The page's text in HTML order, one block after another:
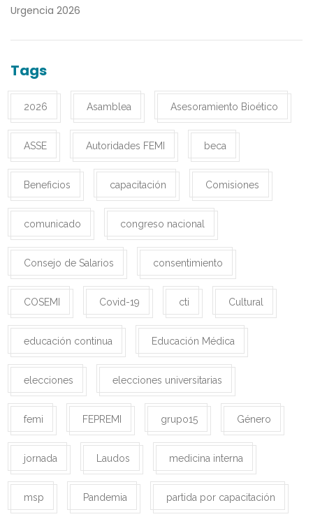
Urgencia 2026
Tags
2026 Asamblea Asesoramiento Bioético
ASSE Autoridades FEMI beca
Beneficios capacitación Comisiones
comunicado congreso nacional
Consejo de Salarios consentimiento
COSEMI Covid-19 cti Cultural
educación continua Educación Médica
elecciones elecciones universitarias
femi FEPREMI grupo15 Género
jornada Laudos medicina interna
msp Pandemia partida por capacitación